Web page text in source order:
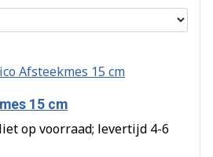
15 cm
op voorraad; levertijd 4-6